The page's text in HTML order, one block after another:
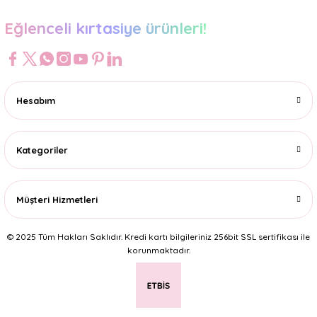
Eğlenceli kırtasiye ürünleri!
Hesabım
Kategoriler
Müşteri Hizmetleri
© 2025 Tüm Hakları Saklıdır. Kredi kartı bilgileriniz 256bit SSL sertifikası ile
korunmaktadır.